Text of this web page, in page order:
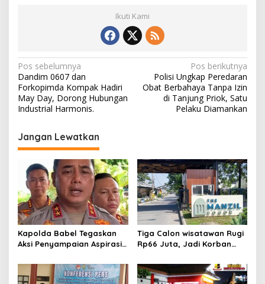
Ikuti Kami
N
a
v
g
a
i
p
o
s
Pos sebelumnya
Dandim 0607 dan
Forkopimda Kompak Hadiri
May Day, Dorong Hubungan
Industrial Harmonis.
Pos berikutnya
Polisi Ungkap Peredaran
Obat Berbahaya Tanpa Izin
di Tanjung Priok, Satu
Pelaku Diamankan
Jangan Lewatkan
Kapolda Babel Tegaskan
Aksi Penyampaian Aspirasi
di Kantor PT Timah
Diproses Hukum
Tiga Calon wisatawan Rugi
Rp66 Juta, Jadi Korban
Taiwan